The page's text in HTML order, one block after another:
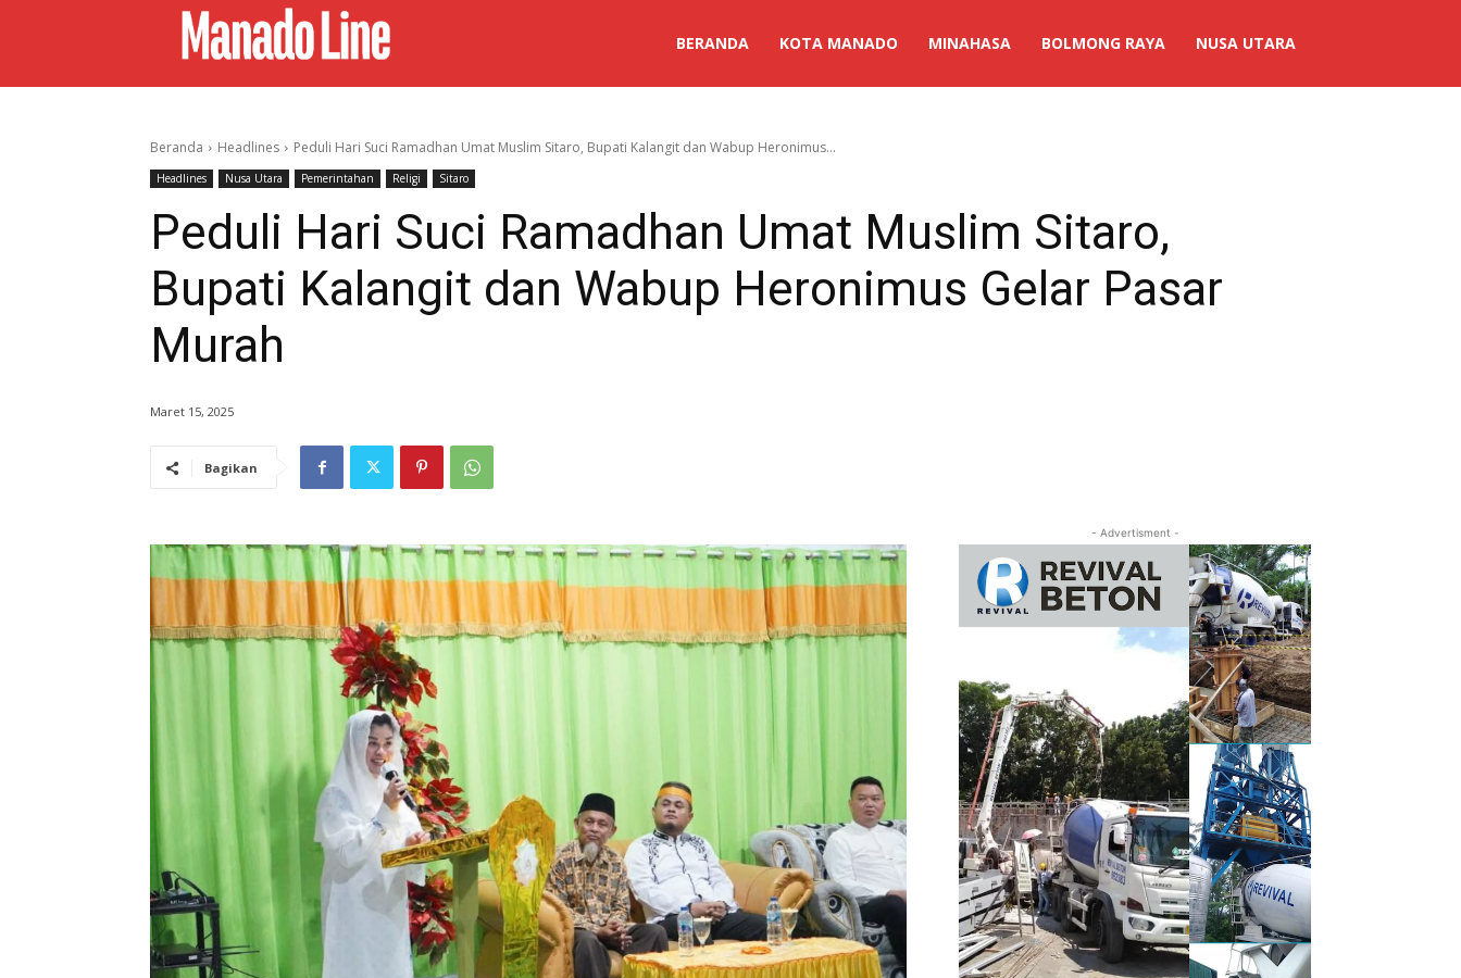
BERANDA KOTA MANADO MINAHASA BOLMONG RAYA NUSA UTARA
Beranda Headlines Peduli Hari Suci Ramadhan Umat Muslim Sitaro, Bupati Kalangit dan Wabup Heronimus...
Headlines Nusa Utara Pemerintahan Religi Sitaro
Peduli Hari Suci Ramadhan Umat Muslim Sitaro,
Bupati Kalangit dan Wabup Heronimus Gelar Pasar
Murah
Maret 15, 2025
Bagikan
- Advertisment -